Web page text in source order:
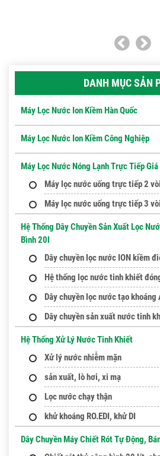
DANH MỤC SẢN
Máy Lọc Nước Ion Kiềm Hàn Quốc
Máy Lọc Nước Ion Kiềm Công Nghiệp
Máy Lọc Nước Nóng Lạnh Trực Tiếp Giá
Máy lọc nước uống trực tiếp 2
Máy lọc nước uống trực tiếp 3
Hệ Thống Dây Chuyền Sản Xuất Lọc
Bình 20l
Dây chuyền lọc nước ION kiềm
Hệ thống lọc nước tinh khiết
Dây chuyền lọc nước tạo
Dây chuyền sản xuất nước tinh
Hệ Thống Xử Lý Nước Tinh Khiết
Xử lý nước nhiễm mặn
sản xuất, lò hơi, xi mạ
Lọc nước chạy thận
khử khoáng RO.EDI, khử DI
Dây Chuyền Máy Chiết Rót Tự Động,